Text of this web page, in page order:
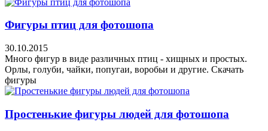
Фигуры птиц для фотошопа
30.10.2015
Много фигур в виде различных птиц - хищных и простых.
Орлы, голуби, чайки, попугаи, воробьи и другие. Скачать
фигуры
Простенькие фигуры людей для фотошопа